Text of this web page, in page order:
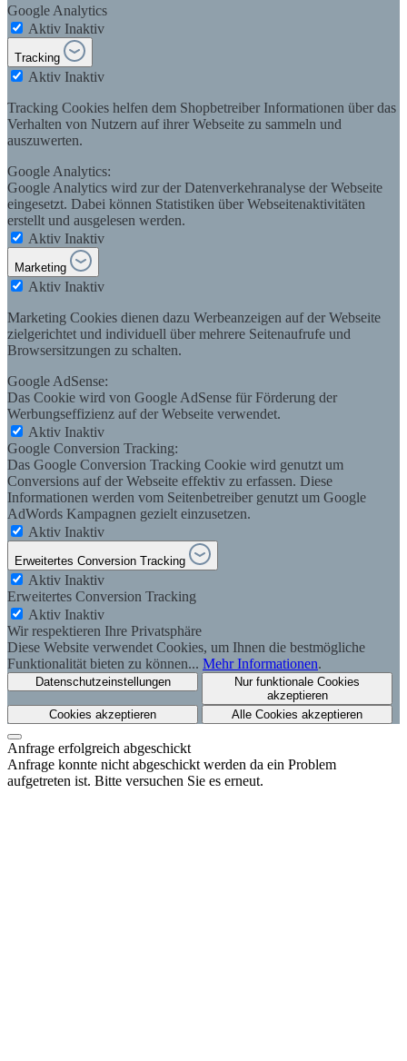
Google Analytics
Aktiv Inaktiv
Tracking
Aktiv Inaktiv
Tracking Cookies helfen dem Shopbetreiber Informationen über das
Verhalten von Nutzern auf ihrer Webseite zu sammeln und
auszuwerten.
Google Analytics:
Google Analytics wird zur der Datenverkehranalyse der Webseite
eingesetzt. Dabei können Statistiken über Webseitenaktivitäten
erstellt und ausgelesen werden.
Aktiv Inaktiv
Marketing
Aktiv Inaktiv
Marketing Cookies dienen dazu Werbeanzeigen auf der Webseite
zielgerichtet und individuell über mehrere Seitenaufrufe und
Browsersitzungen zu schalten.
Google AdSense:
Das Cookie wird von Google AdSense für Förderung der
Werbungseffizienz auf der Webseite verwendet.
Aktiv Inaktiv
Google Conversion Tracking:
Das Google Conversion Tracking Cookie wird genutzt um
Conversions auf der Webseite effektiv zu erfassen. Diese
Informationen werden vom Seitenbetreiber genutzt um Google
AdWords Kampagnen gezielt einzusetzen.
Aktiv Inaktiv
Erweitertes Conversion Tracking
Aktiv Inaktiv
Erweitertes Conversion Tracking
Aktiv Inaktiv
Wir respektieren Ihre Privatsphäre
Diese Website verwendet Cookies, um Ihnen die bestmögliche
Funktionalität bieten zu können... Mehr Informationen.
Datenschutzeinstellungen
Nur funktionale Cookies
akzeptieren
Cookies akzeptieren
Alle Cookies akzeptieren
Anfrage erfolgreich abgeschickt
Anfrage konnte nicht abgeschickt werden da ein Problem
aufgetreten ist. Bitte versuchen Sie es erneut.